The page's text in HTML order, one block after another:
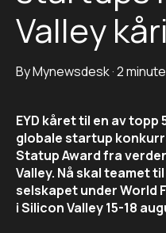
Valley
ByMynewsdesk·2
EYD kåret til en av
globale startup
Statup Award fra
Valley. Nå skal teamet
selskapet under World
i Silicon Valley 15-18